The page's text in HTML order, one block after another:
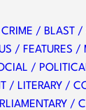
/ BLAST /
/ FEATURES /
/
/ LITERARY /
/